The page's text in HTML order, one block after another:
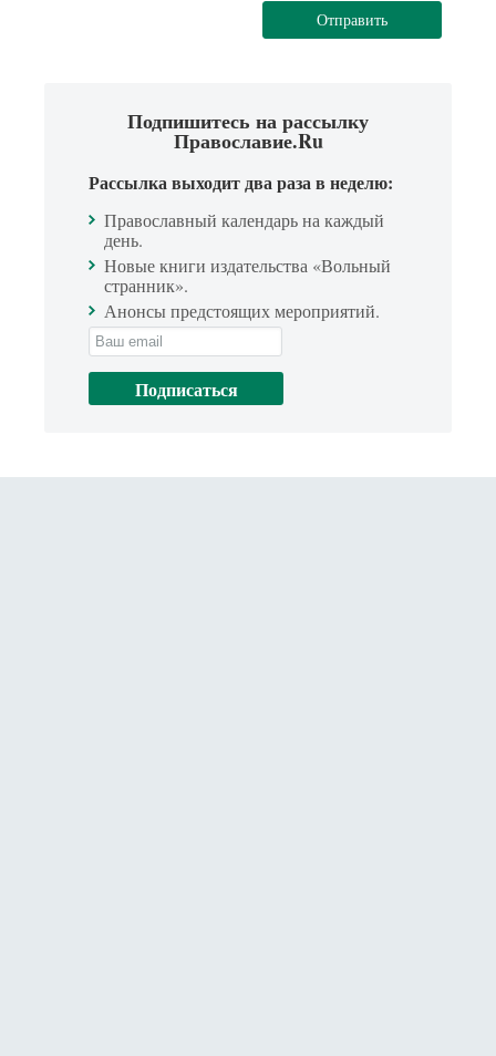
Отправить
Подпишитесь на рассылку
Православие.Ru
Рассылка выходит два раза в неделю:
Православный календарь на каждый
день.
Новые книги издательства «Вольный
странник».
Анонсы предстоящих мероприятий.